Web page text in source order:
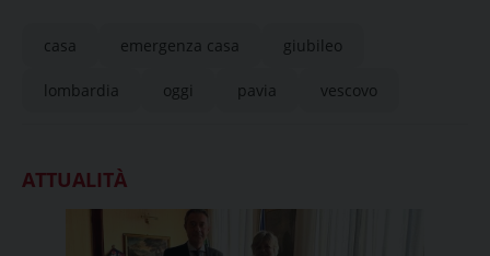
casa emergenza casa giubileo
lombardia oggi pavia vescovo
ATTUALITÀ